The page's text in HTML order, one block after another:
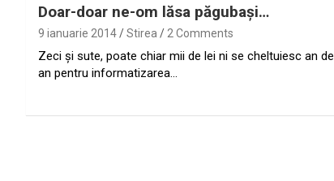
Doar-doar ne-om lăsa păgubaşi…
9 ianuarie 2014 Stirea 2 Comments
Zeci şi sute, poate chiar mii de lei ni se cheltuiesc an de
an pentru informatizarea…